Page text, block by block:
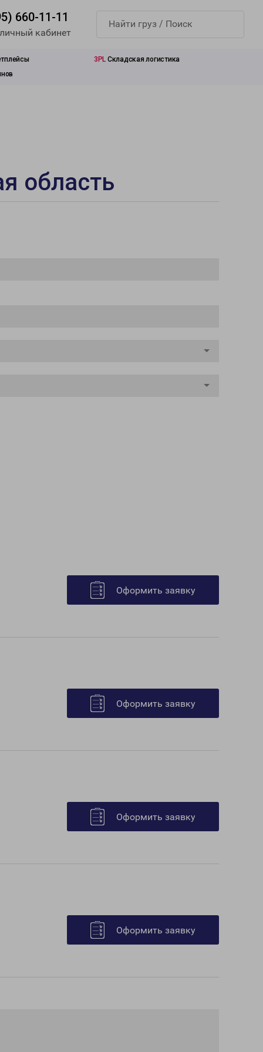
660-11-11
кабинет
3PL Складская логистика
область
Оформить заявку
Оформить заявку
Оформить заявку
Оформить заявку